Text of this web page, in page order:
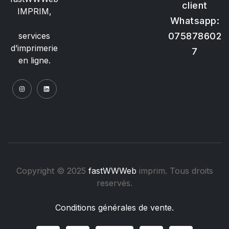
IMPRIM,
services
d’imprimerie
en ligne.
client
Whatsapp:
075878602
7
Copyright © 2025 fastWWWeb imprim. Tous droits
reservés.
Conditions générales de vente.